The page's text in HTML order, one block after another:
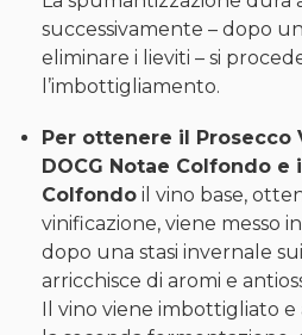
successivamente – dopo
eliminare i lieviti – si
l’imbottigliamento.
Per ottenere il Prosecco
DOCG Notae Colfondo e
Colfondo il vino base,
vinificazione, viene messo
dopo una stasi invernale
arricchisce di aromi e
Il vino viene imbottigliato e